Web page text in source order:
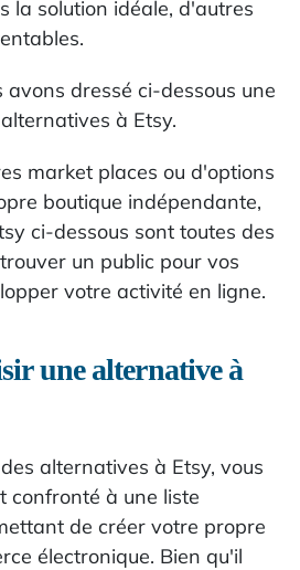
la solution idéale, d'autres
avons dressé ci-dessous une
à Etsy.
market places ou d'options
boutique indépendante,
ci-dessous sont toutes des
un public pour vos
votre activité en ligne.
une alternative à
alternatives à Etsy, vous
confronté à une liste
de créer votre propre
électronique. Bien qu'il